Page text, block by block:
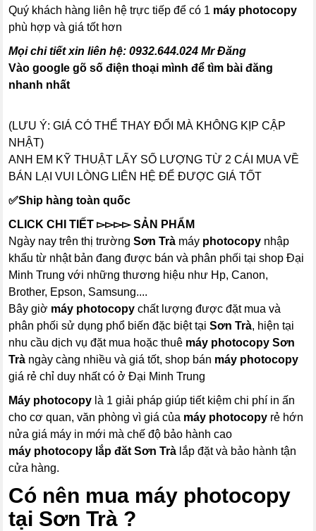
Quý khách hàng liên hệ trực tiếp để có 1 máy photocopy
phù hợp và giá tốt hơn
Mọi chi tiết xin liên hệ:0932.644.024 Mr Đăng
Vào google gõ số điện thoại mình để tìm bài đăng
nhanh nhất
(LƯU Ý: GIÁ CÓ THỂ THAY ĐỔI MÀ KHÔNG KỊP CẬP
NHẬT)
ANH EM KỸ THUẬT LẤY SỐ LƯỢNG TỪ 2 CÁI MUA VỀ
BÁN LẠI VUI LÒNG LIÊN HỆ ĐỂ ĐƯỢC GIÁ TỐT
✅Ship hàng toàn quốc
CLICK CHI TIẾT ▻▻▻▻SẢN PHẨM
Ngày nay trên thị trườngSơn Trà máy photocopy nhập
khẩu từ nhật bản đang được bán và phân phối tại shop Đại
Minh Trung với những thương hiệu như Hp, Canon,
Brother, Epson, Samsung....
Bây giờ máy photocopy chất lượng được đặt mua và
phân phối sử dụng phổ biến đặc biệt tạiSơn Trà, hiện tại
nhu cầu dịch vụ đặt mua hoặc thuê máy photocopy Sơn
Trà ngày càng nhiều và giá tốt, shop bán máy photocopy
giá rẻ chỉ duy nhất có ở Đại Minh Trung
Máy photocopy là 1 giải pháp giúp tiết kiệm chi phí in ấn
cho cơ quan, văn phòng vì giá của máy photocopy rẻ hớn
nửa giá máy in mới mà chế độ bảo hành cao
máy photocopy lắp đăt Sơn Trà lắp đặt và bảo hành tận
cửa hàng.
Có nên mua máy photocopy
tại Sơn Trà ?